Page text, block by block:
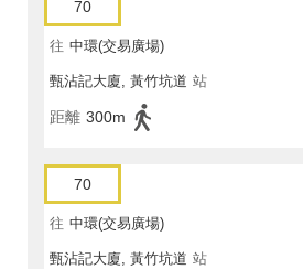
70
往 中環(交易廣場)
甄沾記大廈, 黃竹坑道 站
距離 300m
70
往 中環(交易廣場)
甄沾記大廈, 黃竹坑道 站